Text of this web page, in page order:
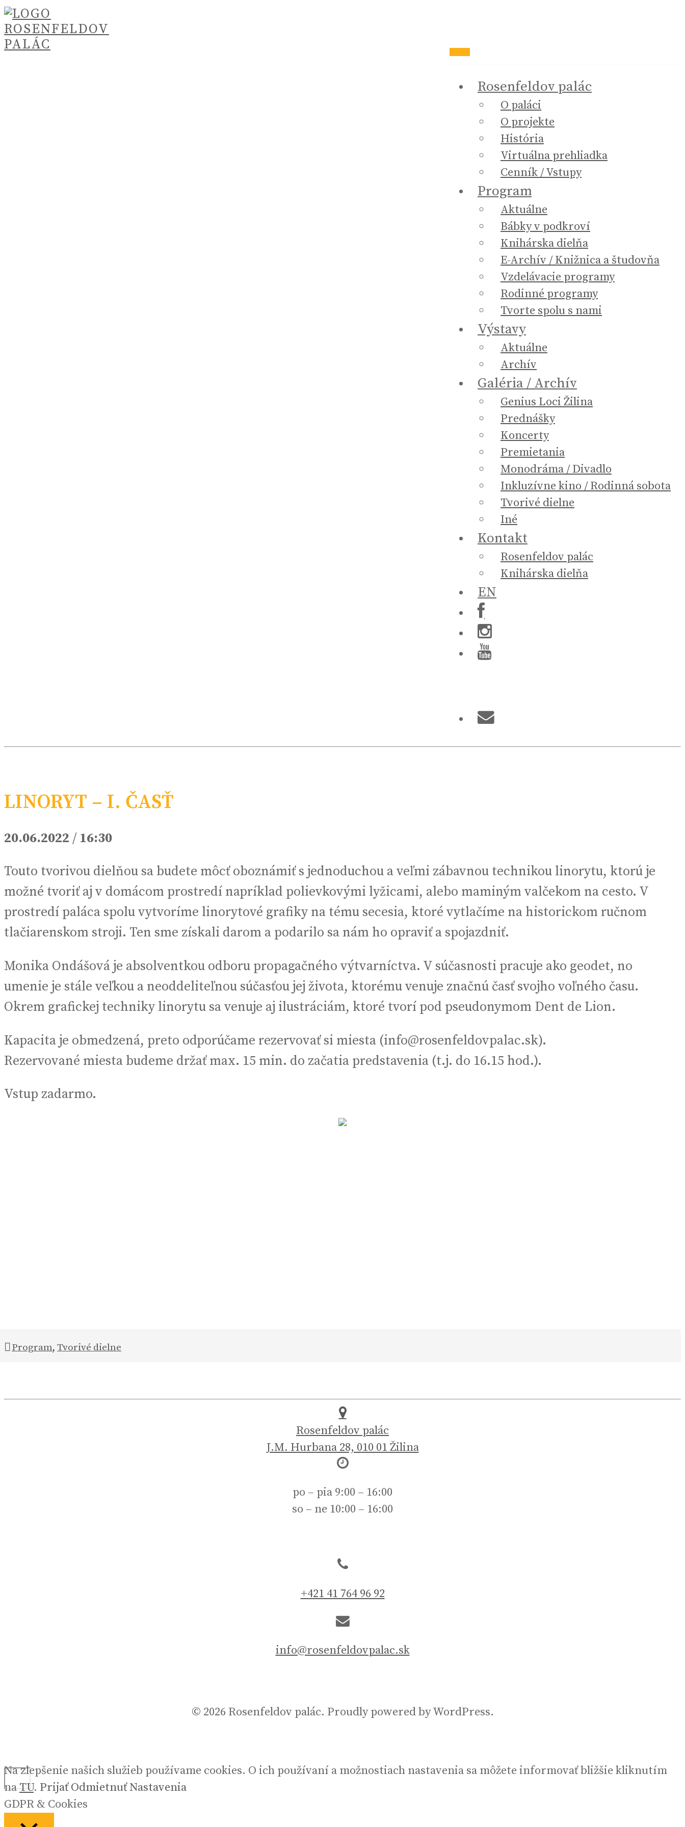
Rosenfeldov palác
O paláci
O projekte
História
Virtuálna prehliadka
Cenník / Vstupy
Program
Aktuálne
Bábky v podkroví
Knihárska dielňa
E-Archív / Knižnica a študovňa
Vzdelávacie programy
Rodinné programy
Tvorte spolu s nami
Výstavy
Aktuálne
Archív
Galéria / Archív
Genius Loci Žilina
Prednášky
Koncerty
Premietania
Monodráma / Divadlo
Inkluzívne kino / Rodinná sobota
Tvorivé dielne
Iné
Kontakt
Rosenfeldov palác
Knihárska dielňa
EN
LINORYT – I. ČASŤ
20.06.2022 / 16:30
Touto tvorivou dielňou sa budete môcť oboznámiť s jednoduchou a veľmi zábavnou technikou linorytu, ktorú je
možné tvoriť aj v domácom prostredí napríklad polievkovými lyžicami, alebo maminým valčekom na cesto. V
prostredí paláca spolu vytvoríme linorytové grafiky na tému secesia, ktoré vytlačíme na historickom ručnom
tlačiarenskom stroji. Ten sme získali darom a podarilo sa nám ho opraviť a spojazdniť.
Monika Ondášová je absolventkou odboru propagačného výtvarníctva. V súčasnosti pracuje ako geodet, no
umenie je stále veľkou a neoddeliteľnou súčasťou jej života, ktorému venuje značnú časť svojho voľného času.
Okrem grafickej techniky linorytu sa venuje aj ilustráciám, ktoré tvorí pod pseudonymom Dent de Lion.
Kapacita je obmedzená, preto odporúčame rezervovať si miesta (info@rosenfeldovpalac.sk).
Rezervované miesta budeme držať max. 15 min. do začatia predstavenia (t.j. do 16.15 hod.).
Vstup zadarmo.
Program, Tvorivé dielne
Rosenfeldov palác
J.M. Hurbana 28, 010 01 Žilina
po – pia 9:00 – 16:00
so – ne 10:00 – 16:00
+421 41 764 96 92
info@rosenfeldovpalac.sk
© 2026 Rosenfeldov palác. Proudly powered by WordPress.
Na zlepšenie našich služieb používame cookies. O ich používaní a možnostiach nastavenia sa môžete informovať bližšie kliknutím
naTU. Prijať Odmietnuť Nastavenia
GDPR & Cookies